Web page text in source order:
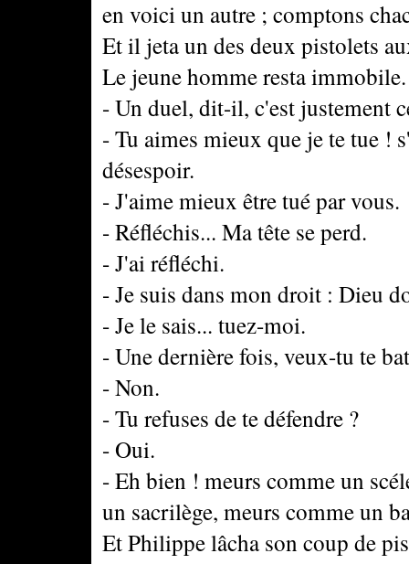
en voici un autre ; comptons
Et il jeta un des deux pistolets
Le jeune homme resta immobile.
- Un duel, dit-il, c'est justement
- Tu aimes mieux que je te tue !
désespoir.
- J'aime mieux être tué par vous.
- Réfléchis... Ma tête se perd.
- J'ai réfléchi.
- Je suis dans mon droit : Dieu
- Je le sais... tuez-moi.
- Une dernière fois, veux-tu te
- Non.
- Tu refuses de te défendre ?
- Oui.
- Eh bien ! meurs comme un
un sacrilège, meurs comme un
Et Philippe lâcha son coup de